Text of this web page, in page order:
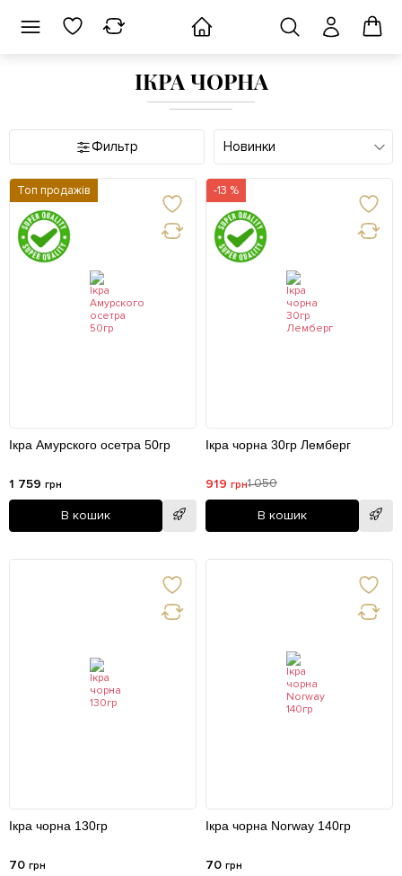
ІКРА ЧОРНА
Фильтр Новинки
Топ продажів
Ікра Амурского осетра 50гр
1 759 грн
В кошик
-13 %
Ікра чорна 30гр Лемберг
919 грн1 050
В кошик
Ікра чорна 130гр
70 грн
Ікра чорна Norway 140гр
70 грн